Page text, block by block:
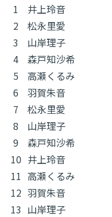
1
井上玲音
2
松永里愛
3
山岸理子
4
森戸知沙希
5
高瀬くるみ
6
羽賀朱音
7
松永里愛
8
山岸理子
9
森戸知沙希
10 井上玲音
11 高瀬くるみ
12 羽賀朱音
13 山岸理子